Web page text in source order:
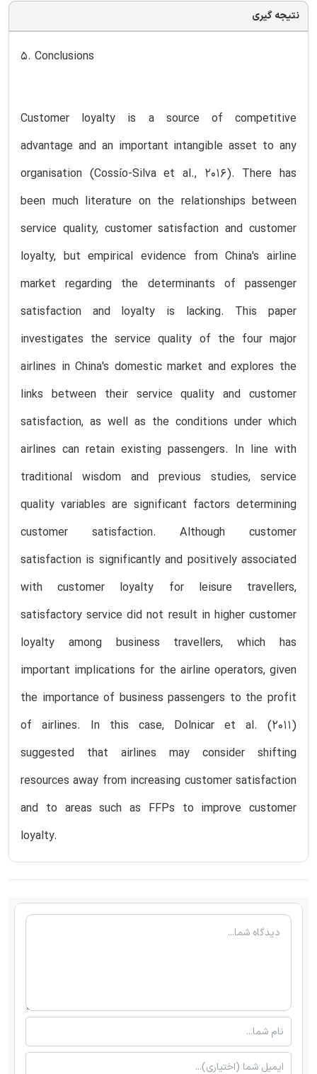
نتیجه گیری
5. Conclusions
Customer loyalty is a source of competitive
advantage and an important intangible asset to any
organisation (Cossío-Silva et al., 2016). There has
been much literature on the relationships between
service quality, customer satisfaction and customer
loyalty, but empirical evidence from China's airline
market regarding the determinants of passenger
satisfaction and loyalty is lacking. This paper
investigates the service quality of the four major
airlines in China's domestic market and explores the
links between their service quality and customer
satisfaction, as well as the conditions under which
airlines can retain existing passengers. In line with
traditional wisdom and previous studies, service
quality variables are significant factors determining
customer satisfaction. Although customer
satisfaction is significantly and positively associated
with customer loyalty for leisure travellers,
satisfactory service did not result in higher customer
loyalty among business travellers, which has
important implications for the airline operators, given
the importance of business passengers to the profit
of airlines. In this case, Dolnicar et al. (2011)
suggested that airlines may consider shifting
resources away from increasing customer satisfaction
and to areas such as FFPs to improve customer
loyalty.